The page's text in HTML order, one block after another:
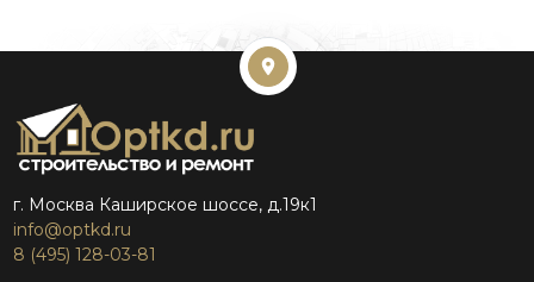
г. Москва Каширское шоссе, д.19к1
info@optkd.ru
8 (495) 128-03-81